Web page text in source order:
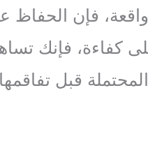
فإن الحفاظ
كفاءة، فإنك
المحتملة قبل